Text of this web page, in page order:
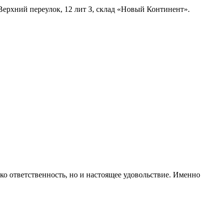
переулок, 12 лит З, склад «Новый Континент».
ответственность, но и настоящее удовольствие. Именно